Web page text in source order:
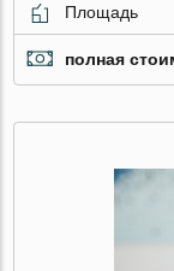
Площадь
полная